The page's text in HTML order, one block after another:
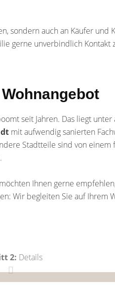
sondern auch an Käufer
gerne unverbindlich Kontakt
seit Jahren. Das liegt
mit aufwendig sanierten
Stadtteile sind von
Ihnen gerne
Wir begleiten Sie auf Ihrem
2: Details